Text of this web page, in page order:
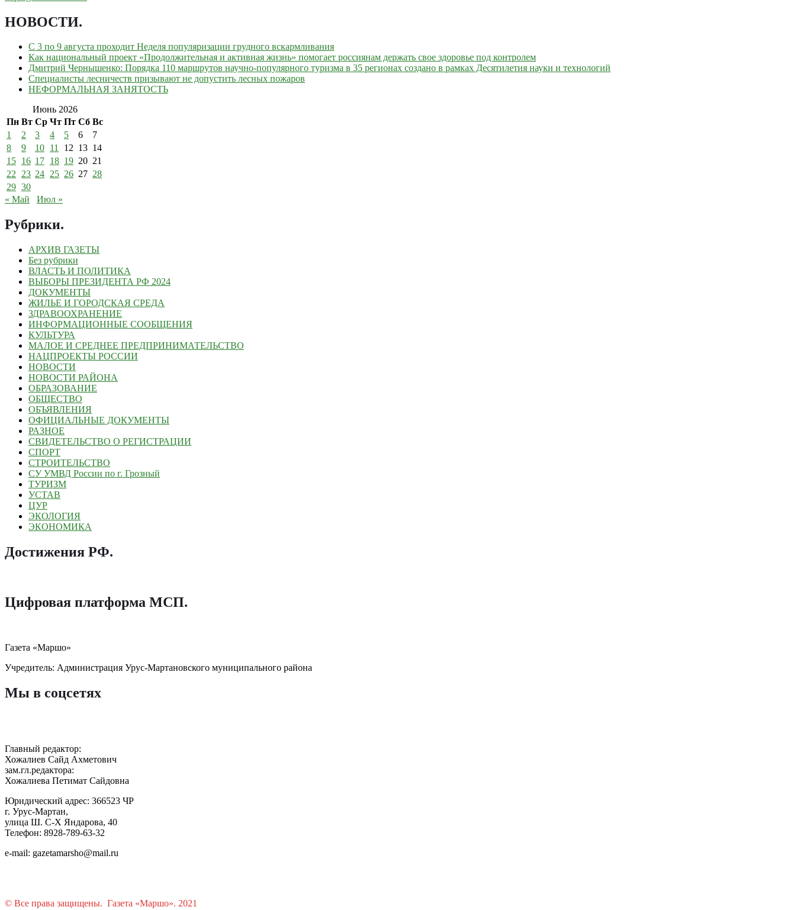
НОВОСТИ.
С 3 по 9 августа проходит Неделя популяризации грудного вскармливания
Как национальный проект «Продолжительная и активная жизнь» помогает россиянам держать свое здоровье под контролем
Дмитрий Чернышенко: Порядка 110 маршрутов научно-популярного туризма в 35 регионах создано в рамках Десятилетия науки и технологий
Специалисты лесничеств призывают не допустить лесных пожаров
НЕФОРМАЛЬНАЯ ЗАНЯТОСТЬ
Июнь 2026
Пн Вт Ср Чт Пт Сб Вс
1
2 3 4 5 6
7
8
9 10 11 12 13 14
15 16 17 18 19 20 21
22 23 24 25 26 27 28
29 30
« Май
Июл »
Рубрики.
АРХИВ ГАЗЕТЫ
Без рубрики
ВЛАСТЬ И ПОЛИТИКА
ВЫБОРЫ ПРЕЗИДЕНТА РФ 2024
ДОКУМЕНТЫ
ЖИЛЬЕ И ГОРОДСКАЯ СРЕДА
ЗДРАВООХРАНЕНИЕ
ИНФОРМАЦИОННЫЕ СООБЩЕНИЯ
КУЛЬТУРА
МАЛОЕ И СРЕДНЕЕ ПРЕДПРИНИМАТЕЛЬСТВО
НАЦПРОЕКТЫ РОССИИ
НОВОСТИ
НОВОСТИ РАЙОНА
ОБРАЗОВАНИЕ
ОБЩЕСТВО
ОБЪЯВЛЕНИЯ
ОФИЦИАЛЬНЫЕ ДОКУМЕНТЫ
РАЗНОЕ
СВИДЕТЕЛЬСТВО О РЕГИСТРАЦИИ
СПОРТ
СТРОИТЕЛЬСТВО
СУ УМВД России по г. Грозный
ТУРИЗМ
УСТАВ
ЦУР
ЭКОЛОГИЯ
ЭКОНОМИКА
Достижения РФ.
Цифровая платформа МСП.
Газета «Маршо»
Учредитель: Администрация Урус-Мартановского муниципального района
Мы в соцсетях
Главный редактор:
Хожалиев Сайд Ахметович
зам.гл.редактора:
Хожалиева Петимат Сайдовна
Юридический адрес: 366523 ЧР
г. Урус-Мартан,
улица Ш. С-Х Яндарова, 40
Телефон: 8928-789-63-32
e-mail: gazetamarsho@mail.ru
© Все права защищены. Газета «Маршо». 2021